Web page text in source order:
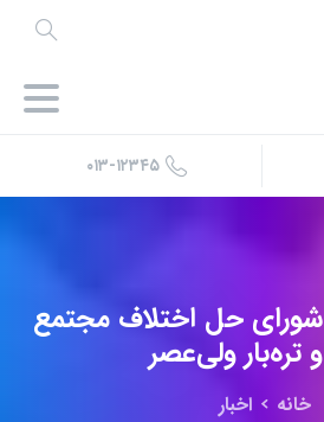
۰۱۳-۱۲۳۴۵
شورای حل اختلاف مجتمع
و تره‌بار ولی‌عصر
خانه
اخبار